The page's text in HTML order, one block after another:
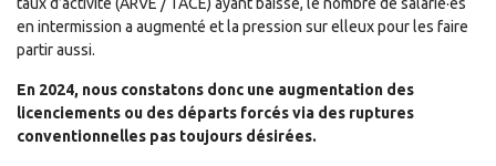
taux d’activité (ARVE / TACE) ayant baissé, le nombre de salarié·es
en intermission a augmenté et la pression sur elleux pour les faire
partir aussi.
En 2024, nous constatons donc une augmentation des
licenciements ou des départs forcés via des ruptures
conventionnelles pas toujours désirées.